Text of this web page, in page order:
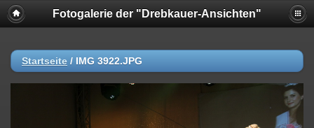
Fotogalerie der "Drebkauer-Ansichten"
Startseite / IMG 3922.JPG